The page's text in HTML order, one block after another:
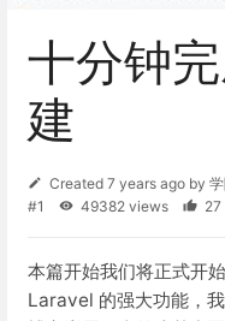
十分钟
建
Created 7 years ago by
#1
49382 views
本篇开始我们将正式开
Laravel 的强大功能，